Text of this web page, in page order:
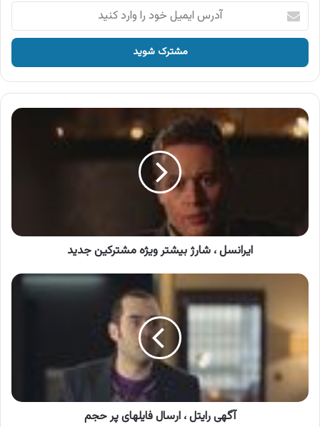
آدرس
ایمیل
خود
وارد
کنید
ایرانسل
،
شارژ
ایرانسل ، شارژ بیشتر ویژه مشترکین جدید
آگهی
ارسال
پر
حجم
آگهی رایتل ، ارسال فایلهای پر حجم